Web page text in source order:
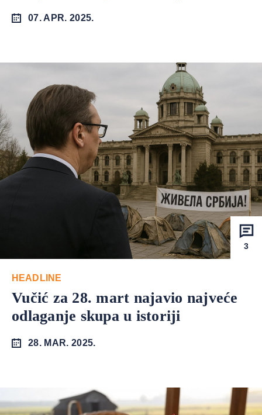
07. APR. 2025.
3
HEADLINE
Vučić za 28. mart najavio najveće
odlaganje skupa u istoriji
28. MAR. 2025.